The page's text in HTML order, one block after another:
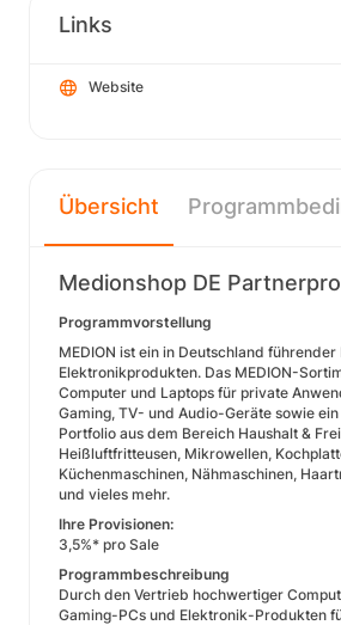
Links
Website
Übersicht
Medionshop DE
Programmvorstellung
MEDION ist ein in Deutschland
Elektronikprodukten. Das MEDION-
Computer und Laptops für private
Gaming, TV- und Audio-Geräte sowie
Portfolio aus dem Bereich Haushalt &
Heißluftfritteusen, Mikrowellen,
Küchenmaschinen, Nähmaschinen,
und vieles mehr.
Ihre Provisionen:
3,5%* pro Sale
Programmbeschreibung
Durch den Vertrieb hochwertiger
Gaming-PCs und Elektronik-Produkten